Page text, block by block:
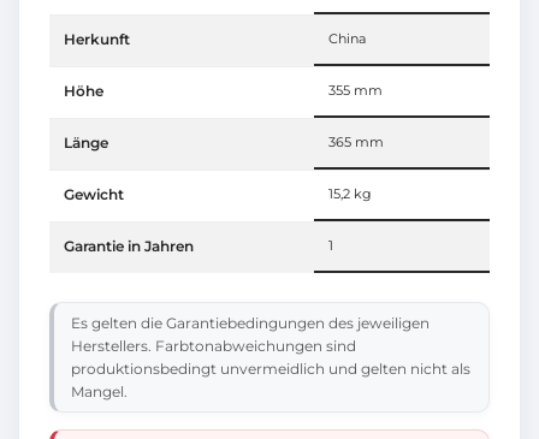
Herkunft China
Höhe 355 mm
Länge 365 mm
Gewicht 15,2 kg
Garantie in Jahren 1
Es gelten die Garantiebedingungen des jeweiligen
Herstellers. Farbtonabweichungen sind
produktionsbedingt unvermeidlich und gelten nicht als
Mangel.